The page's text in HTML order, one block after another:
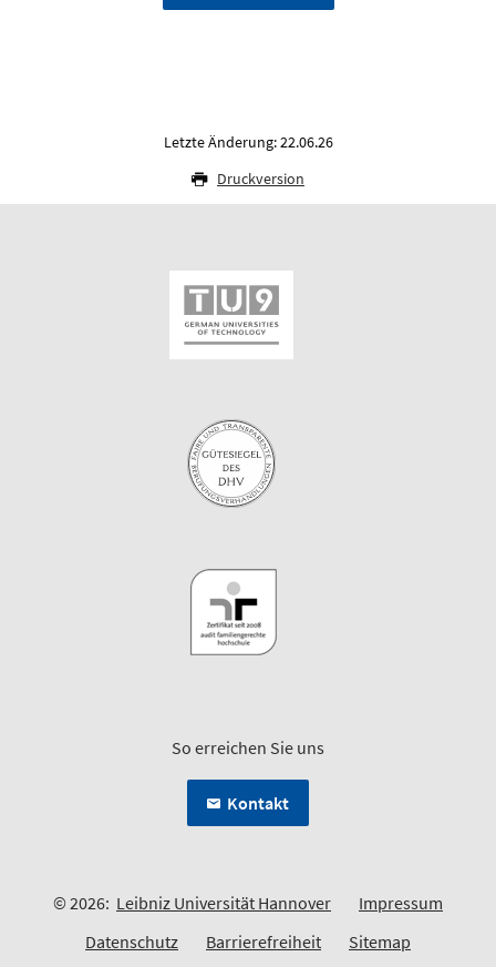
Letzte Änderung: 22.06.26
Druckversion
So erreichen Sie uns
Kontakt
© 2026: Leibniz Universität Hannover
Impressum
Datenschutz
Barrierefreiheit Sitemap